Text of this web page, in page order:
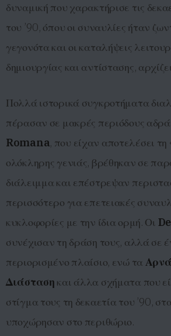
δυναμική που χαρακτήρισε τις
του ’90, όπου οι συναυλίες ήταν
γεγονότα και οι καταλήψεις
δημιουργίας και αντίστασης,
Πολλά ιστορικά συγκροτήματα
πέρασαν σε μακρές περιόδους
Romana, που είχαν αποτελέσει
ολόκληρης γενιάς, βρέθηκαν σε
διάλειμμα και επέστρεψαν
περισσότερο για επετειακές
κυκλοφορίες με την ίδια ορμή. Οι
συνέχισαν τη δράση τους, αλλά σε
περιορισμένο πλαίσιο, ενώ τα
Διάσταση και άλλα σχήματα που
στίγμα τους τη δεκαετία του ’90,
υποχώρησαν στο περιθώριο.